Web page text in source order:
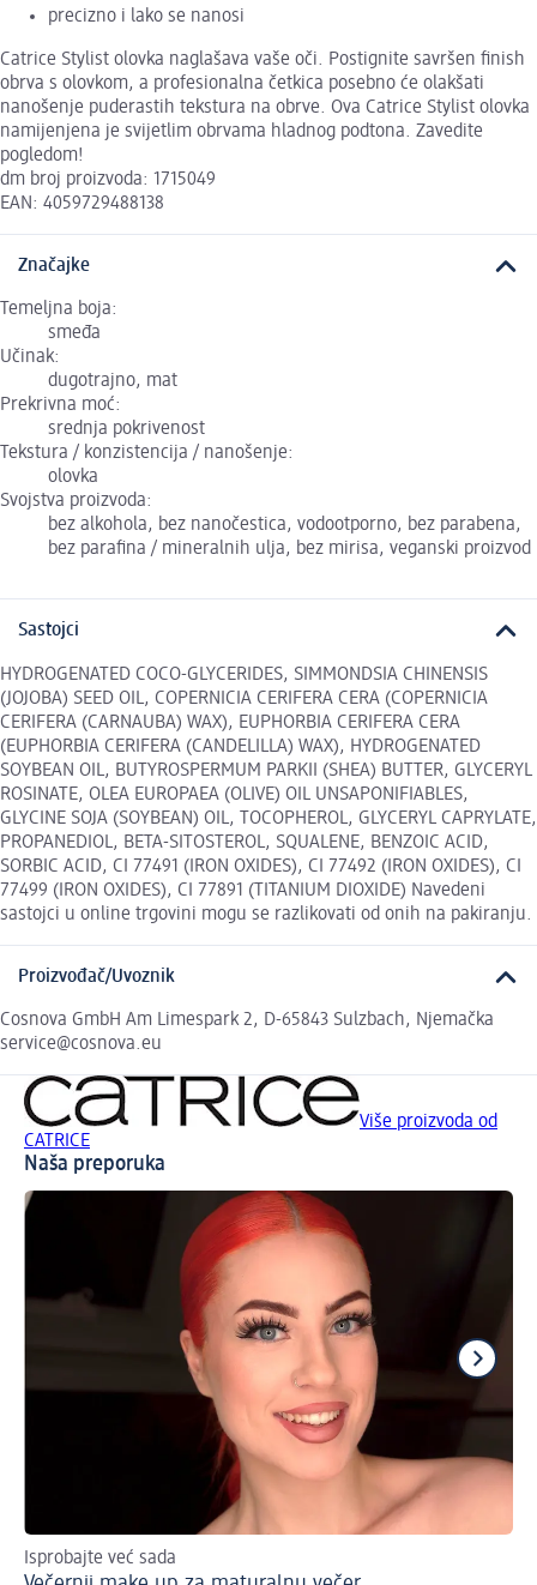
precizno i lako se nanosi
Catrice Stylist olovka naglašava vaše oči. Postignite savršen finish
obrva s olovkom, a profesionalna četkica posebno će olakšati
nanošenje puderastih tekstura na obrve. Ova Catrice Stylist olovka
namijenjena je svijetlim obrvama hladnog podtona. Zavedite
pogledom!
dm broj proizvoda: 1715049
EAN: 4059729488138
Značajke
Temeljna boja:
smeđa
Učinak:
dugotrajno, mat
Prekrivna moć:
srednja pokrivenost
Tekstura / konzistencija / nanošenje:
olovka
Svojstva proizvoda:
bez alkohola, bez nanočestica, vodootporno, bez parabena,
bez parafina / mineralnih ulja, bez mirisa, veganski proizvod
Sastojci
HYDROGENATED COCO-GLYCERIDES, SIMMONDSIA CHINENSIS
(JOJOBA) SEED OIL, COPERNICIA CERIFERA CERA (COPERNICIA
CERIFERA (CARNAUBA) WAX), EUPHORBIA CERIFERA CERA
(EUPHORBIA CERIFERA (CANDELILLA) WAX), HYDROGENATED
SOYBEAN OIL, BUTYROSPERMUM PARKII (SHEA) BUTTER, GLYCERYL
ROSINATE, OLEA EUROPAEA (OLIVE) OIL UNSAPONIFIABLES,
GLYCINE SOJA (SOYBEAN) OIL, TOCOPHEROL, GLYCERYL CAPRYLATE,
PROPANEDIOL, BETA-SITOSTEROL, SQUALENE, BENZOIC ACID,
SORBIC ACID, CI 77491 (IRON OXIDES), CI 77492 (IRON OXIDES), CI
77499 (IRON OXIDES), CI 77891 (TITANIUM DIOXIDE) Navedeni
sastojci u online trgovini mogu se razlikovati od onih na pakiranju.
Proizvođač/Uvoznik
Cosnova GmbH Am Limespark 2, D-65843 Sulzbach, Njemačka
service@cosnova.eu
Više proizvoda od
CATRICE
Naša preporuka
Isprobajte već sada